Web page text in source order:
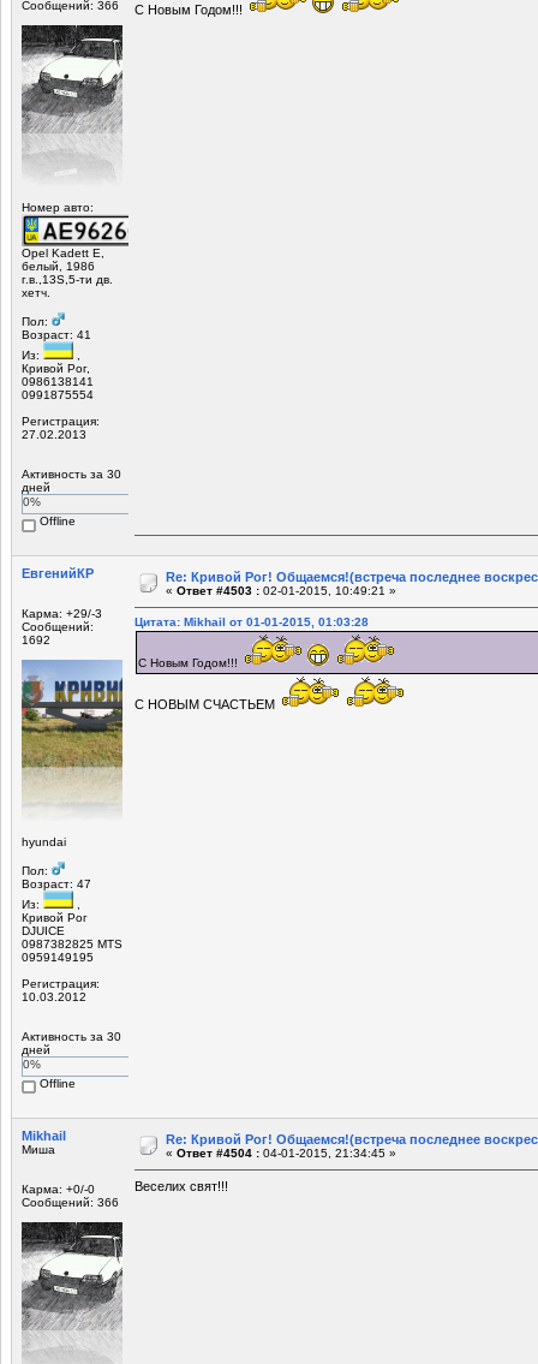
Сообщений: 366
Номер авто:
Opel Kadett E,
белый, 1986
г.в.,13S,5-ти дв.
хетч.
Пол:
Возраст: 41
Из:
,
Кривой Рог,
0986138141
0991875554
Регистрация:
27.02.2013
Активность за 30
дней
0%
Offline
С Новым Годом!!!
ЕвгенийКР
Карма: +29/-3
Сообщений:
1692
hyundai
Пол:
Возраст: 47
Из:
Кривой Рог
DJUICE
0987382825 MTS
0959149195
Регистрация:
10.03.2012
Активность за 30
дней
0%
Offline
Re: Кривой Рог! Общаемся!(встреча последнее
« Ответ #4503 : 02-01-2015, 10:49:21 »
Цитата: Mikhail от 01-01-2015, 01:03:28
С Новым Годом!!!
С НОВЫМ СЧАСТЬЕМ
Mikhail
Миша
Карма: +0/-0
Сообщений: 366
Re: Кривой Рог! Общаемся!(встреча последнее
« Ответ #4504 : 04-01-2015, 21:34:45 »
Веселих свят!!!